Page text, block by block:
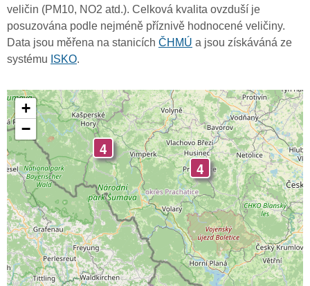
veličin (PM10, NO2 atd.). Celková kvalita ovzduší je
posuzována podle nejméně příznivě hodnocené veličiny.
Data jsou měřena na stanicích ČHMÚ a jsou získáváná ze
systému ISKO.
4
4
+
−